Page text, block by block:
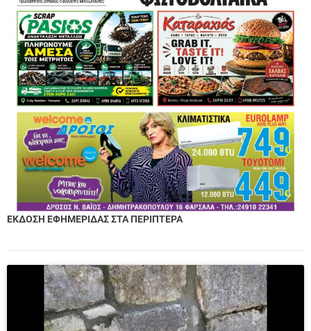
ΕΚΔΟΣΗ ΕΦΗΜΕΡΙΔΑΣ ΣΤΑ ΠΕΡΙΠΤΕΡΑ